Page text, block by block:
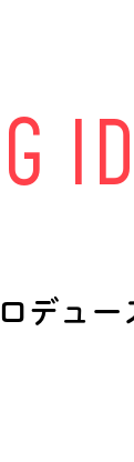
専
G ID
ロ デ ュ ー